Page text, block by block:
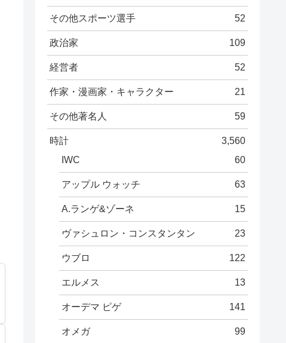
その他スポーツ選手 52
政治家 109
経営者 52
作家・漫画家・キャラクター 21
その他著名人 59
時計
3,560
IWC
60
アップル ウォッチ 63
A.ランゲ&ゾーネ 15
ヴァシュロン・コンスタンタン 23
ウブロ 122
エルメス 13
オーデマ ピゲ 141
オメガ 99